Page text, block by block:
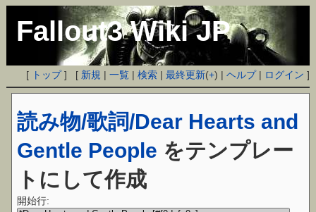
Fallout3 Wiki JP
[ トップ] [ 新規 |一覧 |検索 |最終更新(+) |ヘルプ| ログイン ]
読み物/歌詞/Dear Hearts and
Gentle People をテンプレー
トにして作成
開始行: